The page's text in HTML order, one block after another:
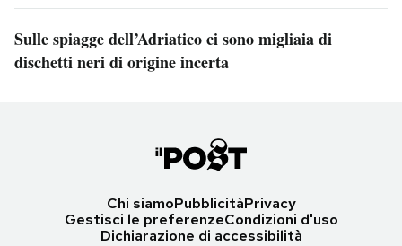
Sulle spiagge dell’Adriatico ci sono migliaia di
dischetti neri di origine incerta
Chi siamoPubblicitàPrivacy
Gestisci le preferenzeCondizioni d'uso
Dichiarazione di accessibilità